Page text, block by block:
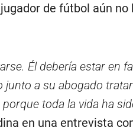
de fútbol aún no
Él debería estar en
junto a su abogado
toda la vida ha
en una entrevista